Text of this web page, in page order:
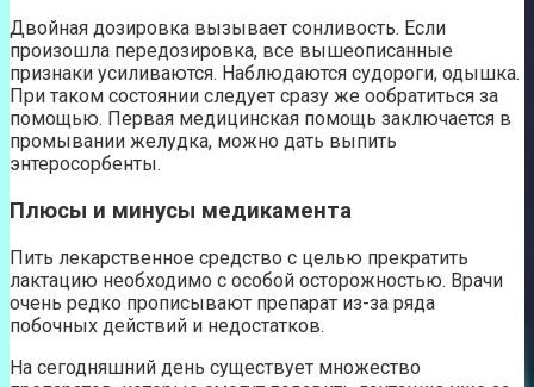
Двойная дозировка вызывает сонливость. Если
произошла передозировка, все вышеописанные
признаки усиливаются. Наблюдаются судороги, одышка.
При таком состоянии следует сразу же ообратиться за
помощью. Первая медицинская помощь заключается в
промывании желудка, можно дать выпить
энтеросорбенты.
Плюсы и минусы медикамента
Пить лекарственное средство с целью прекратить
лактацию необходимо с особой осторожностью. Врачи
очень редко прописывают препарат из-за ряда
побочных действий и недостатков.
На сегодняшний день существует множество